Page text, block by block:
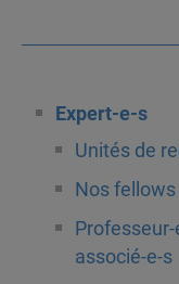
Expert-e-s
Unités de
Nos fellows
associé-e-s